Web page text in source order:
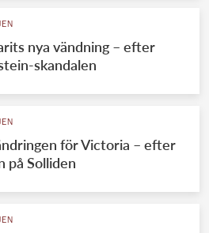
nya vändning – efter
skandalen
för Victoria – efter
på Solliden